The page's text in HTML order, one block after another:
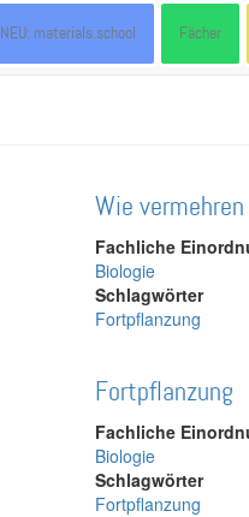
NEU: materials.school Fächer
Wie
Fachliche
Biologie
Schlagwörter
Fortpflanzung
Fortpflanzung
Fachliche
Biologie
Schlagwörter
Fortpflanzung